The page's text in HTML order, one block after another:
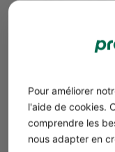
Pour améliorer
l'aide de cookies.
comprendre les
nous adapter en
le code guichet ;
le numéro de
On retrouve une